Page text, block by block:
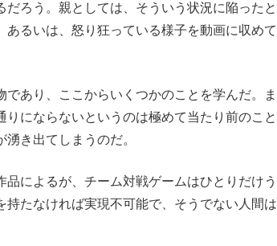
ろう。親としては、そういう状況に陥ったと
るいは、怒り狂っている様子を動画に収め
あり、ここからいくつかのことを学んだ。
りにならないというのは極めて当たり前のこ
き出てしまうのだ。
によるが、チーム対戦ゲームはひとりだけう
たなければ実現不可能で、そうでない人間